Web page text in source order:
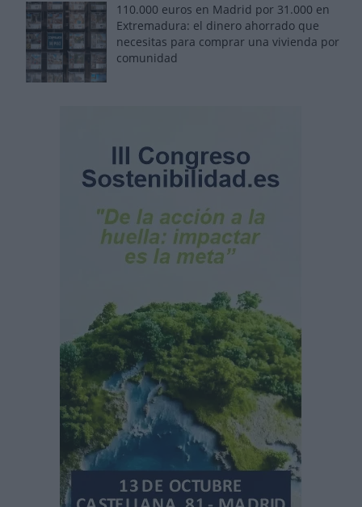
110.000 euros en Madrid por 31.000 en
Extremadura: el dinero ahorrado que
necesitas para comprar una vivienda por
comunidad